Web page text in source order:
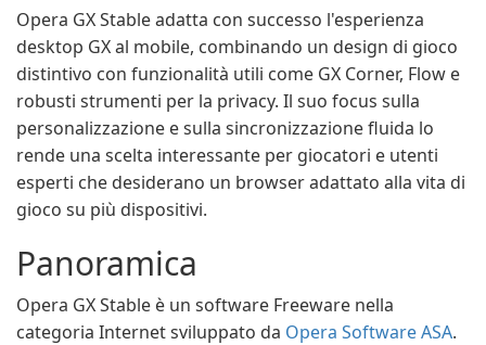
Opera GX Stable adatta con successo l'esperienza
desktop GX al mobile, combinando un design di gioco
distintivo con funzionalità utili come GX Corner, Flow e
robusti strumenti per la privacy. Il suo focus sulla
personalizzazione e sulla sincronizzazione fluida lo
rende una scelta interessante per giocatori e utenti
esperti che desiderano un browser adattato alla vita di
gioco su più dispositivi.
Panoramica
Opera GX Stable è un software Freeware nella
categoria Internet sviluppato da Opera Software ASA.